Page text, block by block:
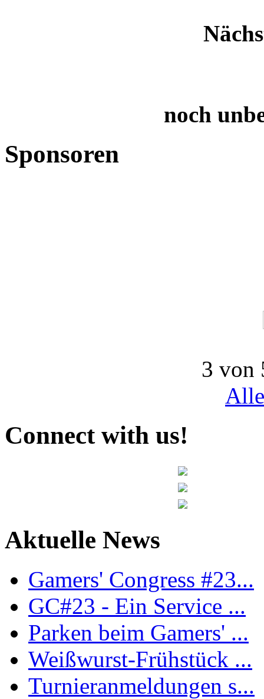
noch
Sponsoren
3 von
Connect with us!
Aktuelle News
Gamers' Congress #23...
GC#23 - Ein Service ...
Parken beim Gamers' ...
Weißwurst-Frühstück ...
Turnieranmeldungen s...